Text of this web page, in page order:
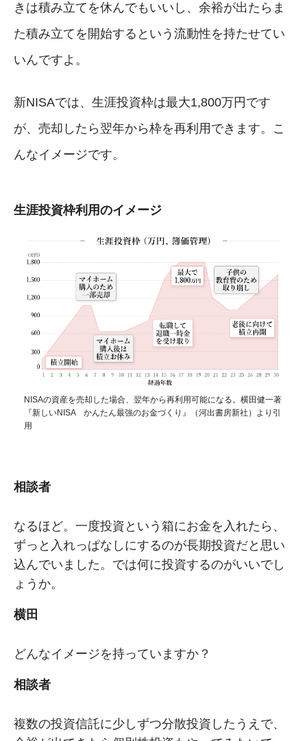
きは積み立てを休んでもいいし、余裕が出たらま
た積み立てを開始するという流動性を持たせてい
いんですよ。
新NISAでは、生涯投資枠は最大1,800万円です
が、売却したら翌年から枠を再利用できます。こ
んなイメージです。
生涯投資枠利用のイメージ
NISAの資産を売却した場合、翌年から再利用可能になる。横田健一著
『新しいNISA かんたん最強のお金づくり』（河出書房新社）より引
用
相談者
なるほど。一度投資という箱にお金を入れたら、
ずっと入れっぱなしにするのが長期投資だと思い
込んでいました。では何に投資するのがいいでし
ょうか。
横田
どんなイメージを持っていますか？
相談者
複数の投資信託に少しずつ分散投資したうえで、